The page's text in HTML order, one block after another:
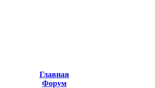
Главная
Форум